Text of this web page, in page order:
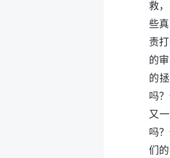
救
些
责
的
的
吗
又
吗
们